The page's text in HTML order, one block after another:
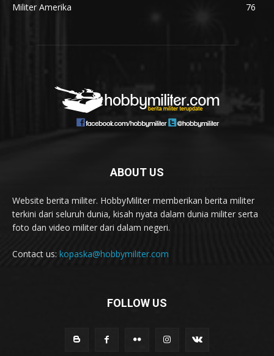
Militer Amerika
76
ABOUT US
Website berita militer. HobbyMiliter memberikan berita militer
terkini dari seluruh dunia, kisah nyata dalam dunia militer serta
foto dan video militer dari dalam negeri.
Contact us: kopaska@hobbymiliter.com
FOLLOW US